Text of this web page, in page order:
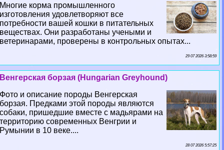
Многие корма промышленного
изготовления удовлетворяют все
потребности вашей кошки в питательных
веществах. Они разработаны учеными и
ветеринарами, проверены в контрольных опытах...
29 07 2026 3:58:59
Венгерская борзая (Hungarian Greyhound)
Фото и описание породы Венгерская
борзая. Предками этой породы являются
собаки, пришедшие вместе с мадьярами на
территорию современных Венгрии и
Румынии в 10 веке....
28 07 2026 5:57:25